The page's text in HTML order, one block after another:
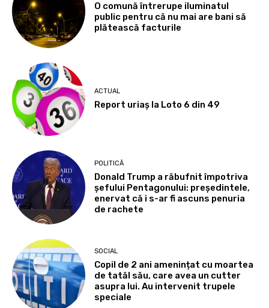
O comună întrerupe iluminatul
public pentru că nu mai are bani să
plătească facturile
ACTUAL
Report uriaș la Loto 6 din 49
POLITICĂ
Donald Trump a răbufnit împotriva
șefului Pentagonului: președintele,
enervat că i s-ar fi ascuns penuria
de rachete
SOCIAL
Copil de 2 ani amenințat cu moartea
de tatăl său, care avea un cutter
asupra lui. Au intervenit trupele
speciale